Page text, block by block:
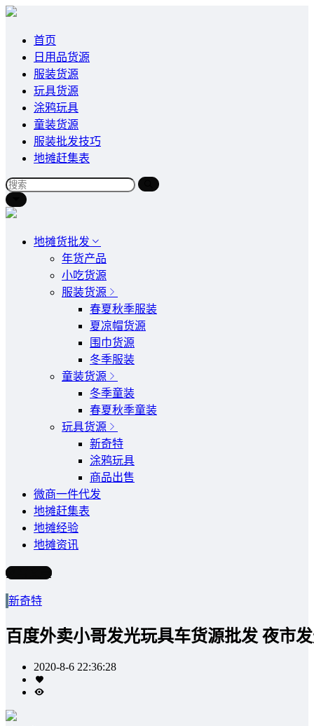
首页
日用品货源
服装货源
玩具货源
涂鸦玩具
童装货源
服装批发技巧
地摊赶集表
地摊货批发
年货产品
小吃货源
服装货源
春夏秋季服装
夏凉帽货源
围巾货源
冬季服装
童装货源
冬季童装
春夏秋季童装
玩具货源
新奇特
涂鸦玩具
商品出售
微商一件代发
地摊赶集表
地摊经验
地摊资讯
写文章
新奇特
百度外卖小哥发光玩具车货源批发 夜市
2020-8-6 22:36:28